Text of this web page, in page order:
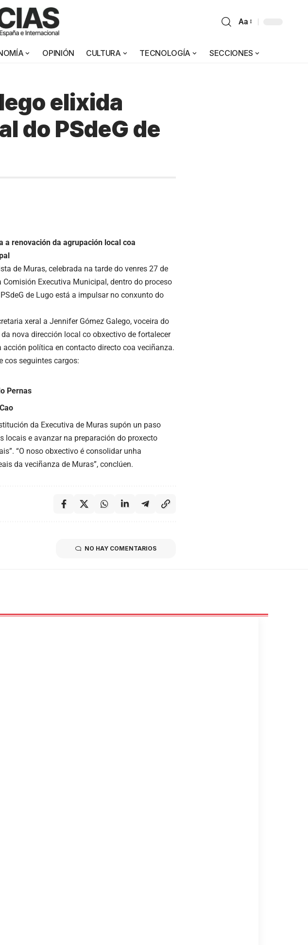
Aa
OPINIÓN CULTURA TECNOLOGÍA SECCIONES
elixida
do PSdeG de
a renovación da agrupación local coa
de Muras, celebrada na tarde do venres 27 de
Executiva Municipal, dentro do proceso
de Lugo está a impulsar no conxunto do
xeral a Jennifer Gómez Galego, voceira do
nova dirección local co obxectivo de fortalecer
política en contacto directo coa veciñanza.
cos seguintes cargos:
Pernas
da Executiva de Muras supón un paso
locais e avanzar na preparación do proxecto
“O noso obxectivo é consolidar unha
da veciñanza de Muras”, conclúen.
NO HAY COMENTARIOS